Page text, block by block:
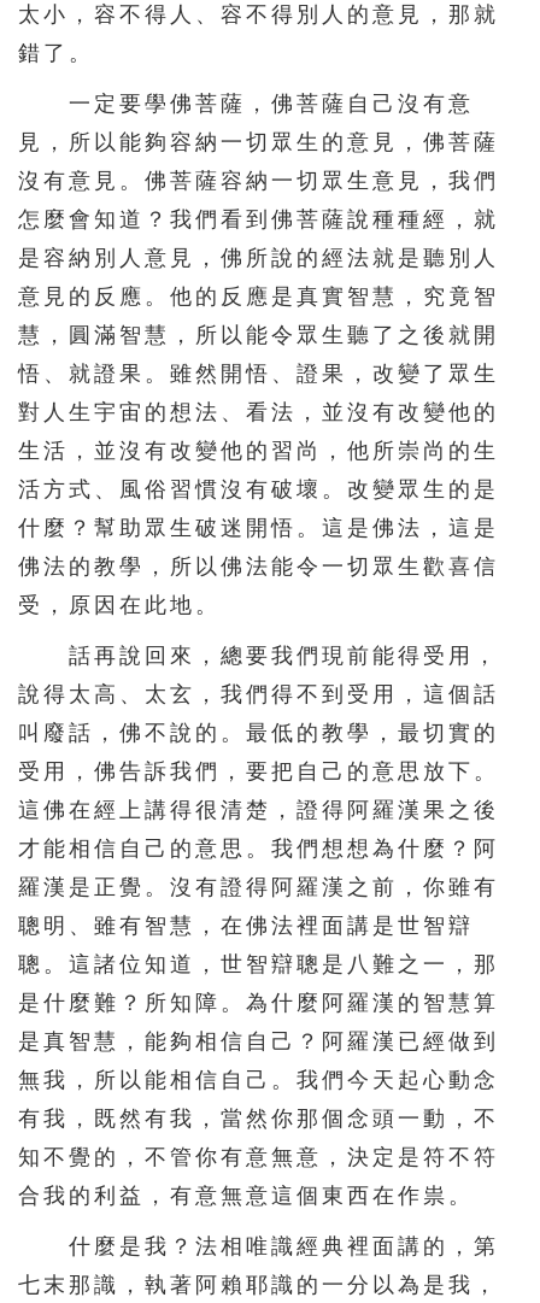
太小，容不得人、容不得別人的意見，那就
錯了。
一定要學佛菩薩，佛菩薩自己沒有意
見，所以能夠容納一切眾生的意見，佛菩薩
沒有意見。佛菩薩容納一切眾生意見，我們
怎麼會知道？我們看到佛菩薩說種種經，就
是容納別人意見，佛所說的經法就是聽別人
意見的反應。他的反應是真實智慧，究竟智
慧，圓滿智慧，所以能令眾生聽了之後就開
悟、就證果。雖然開悟、證果，改變了眾生
對人生宇宙的想法、看法，並沒有改變他的
生活，並沒有改變他的習尚，他所崇尚的生
活方式、風俗習慣沒有破壞。改變眾生的是
什麼？幫助眾生破迷開悟。這是佛法，這是
佛法的教學，所以佛法能令一切眾生歡喜信
受，原因在此地。
話再說回來，總要我們現前能得受用，
說得太高、太玄，我們得不到受用，這個話
叫廢話，佛不說的。最低的教學，最切實的
受用，佛告訴我們，要把自己的意思放下。
這佛在經上講得很清楚，證得阿羅漢果之後
才能相信自己的意思。我們想想為什麼？阿
羅漢是正覺。沒有證得阿羅漢之前，你雖有
聰明、雖有智慧，在佛法裡面講是世智辯
聰。這諸位知道，世智辯聰是八難之一，那
是什麼難？所知障。為什麼阿羅漢的智慧算
是真智慧，能夠相信自己？阿羅漢已經做到
無我，所以能相信自己。我們今天起心動念
有我，既然有我，當然你那個念頭一動，不
知不覺的，不管你有意無意，決定是符不符
合我的利益，有意無意這個東西在作祟。
什麼是我？法相唯識經典裡面講的，第
七末那識，執著阿賴耶識的一分以為是我，